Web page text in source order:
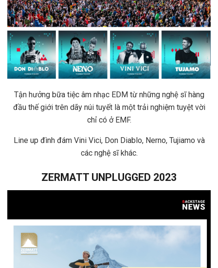
Tận hưởng bữa tiệc âm nhạc EDM từ những nghệ sĩ hàng
đầu thế giới trên dãy núi tuyết là một trải nghiệm tuyệt vời
chỉ có ở EMF.
Line up đình đám Vini Vici, Don Diablo, Nerno, Tujiamo và
các nghệ sĩ khác.
ZERMATT UNPLUGGED 2023